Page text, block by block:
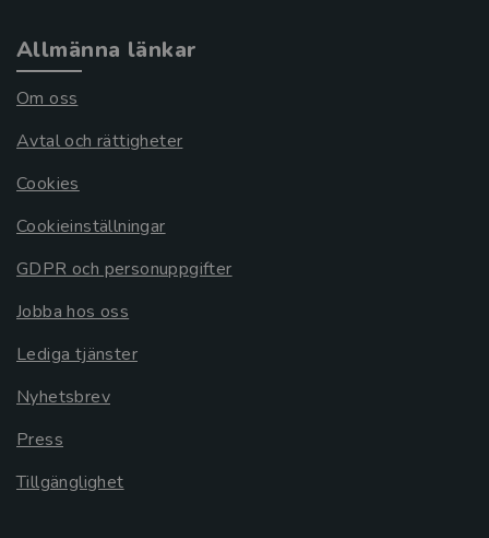
Allmänna länkar
Om oss
Avtal och rättigheter
Cookies
Cookieinställningar
GDPR och personuppgifter
Jobba hos oss
Lediga tjänster
Nyhetsbrev
Press
Tillgänglighet